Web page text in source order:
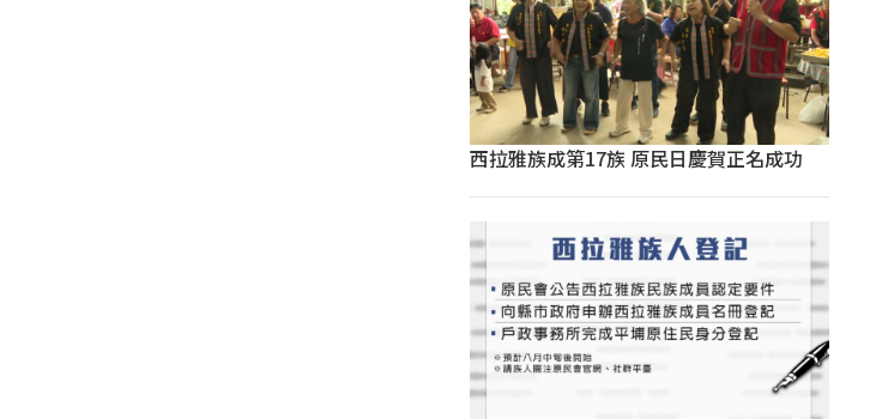
西拉雅族成第17族 原民日慶賀正名成功